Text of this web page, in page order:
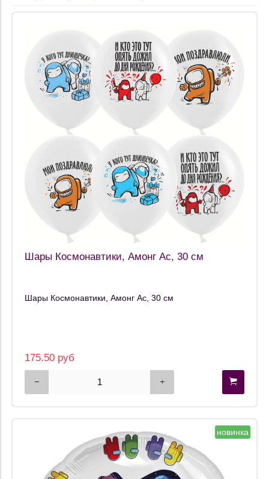
Шары Космонавтики, Амонг Ас, 30 см
Шары Космонавтики, Амонг Ас, 30 см
175.50 руб
новинка